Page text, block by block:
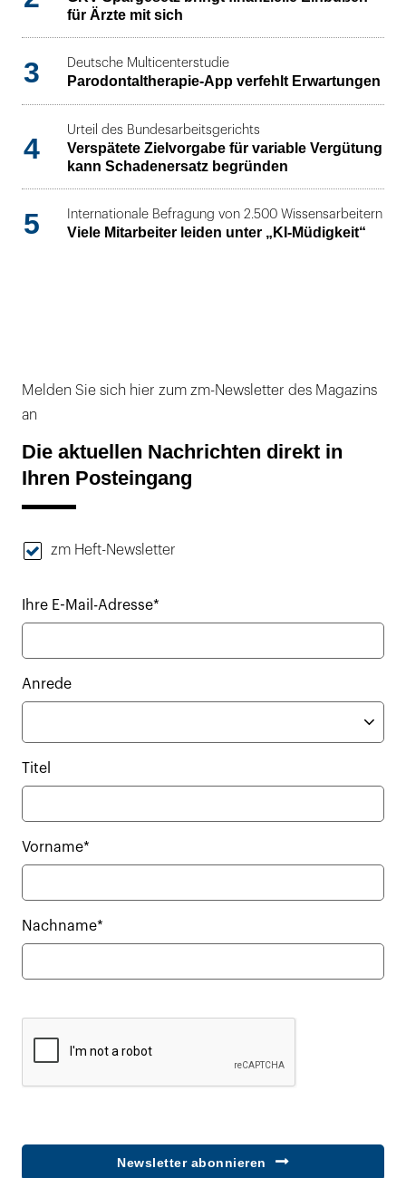
für Ärzte mit sich
3 Deutsche Multicenterstudie
Parodontaltherapie-App verfehlt Erwartungen
4
Urteil des Bundesarbeitsgerichts
Verspätete Zielvorgabe für variable Vergütung
kann Schadenersatz begründen
5 Internationale Befragung von 2.500 Wissensarbeitern
Viele Mitarbeiter leiden unter „KI-Müdigkeit“
Melden Sie sich hier zum zm-Newsletter des Magazins
an
Die aktuellen Nachrichten direkt in
Ihren Posteingang
zm Heft-Newsletter
Ihre E-Mail-Adresse*
Anrede
Titel
Vorname*
Nachname*
Newsletter abonnieren